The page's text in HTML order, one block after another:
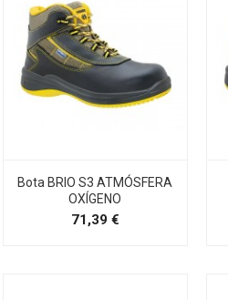
Bota BRIO S3 ATMÓSFERA
OXÍGENO
71,39 €Precio